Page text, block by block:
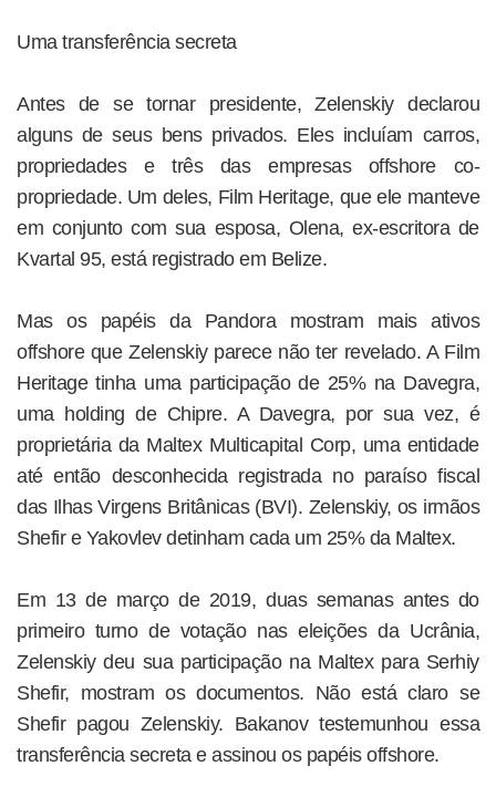
Uma transferência secreta
Antes de se tornar presidente, Zelenskiy declarou
alguns de seus bens privados. Eles incluíam carros,
propriedades e três das empresas offshore co-
propriedade. Um deles, Film Heritage, que ele manteve
em conjunto com sua esposa, Olena, ex-escritora de
Kvartal 95, está registrado em Belize.
Mas os papéis da Pandora mostram mais ativos
offshore que Zelenskiy parece não ter revelado. A Film
Heritage tinha uma participação de 25% na Davegra,
uma holding de Chipre. A Davegra, por sua vez, é
proprietária da Maltex Multicapital Corp, uma entidade
até então desconhecida registrada no paraíso fiscal
das Ilhas Virgens Britânicas (BVI). Zelenskiy, os irmãos
Shefir e Yakovlev detinham cada um 25% da Maltex.
Em 13 de março de 2019, duas semanas antes do
primeiro turno de votação nas eleições da Ucrânia,
Zelenskiy deu sua participação na Maltex para Serhiy
Shefir, mostram os documentos. Não está claro se
Shefir pagou Zelenskiy. Bakanov testemunhou essa
transferência secreta e assinou os papéis offshore.